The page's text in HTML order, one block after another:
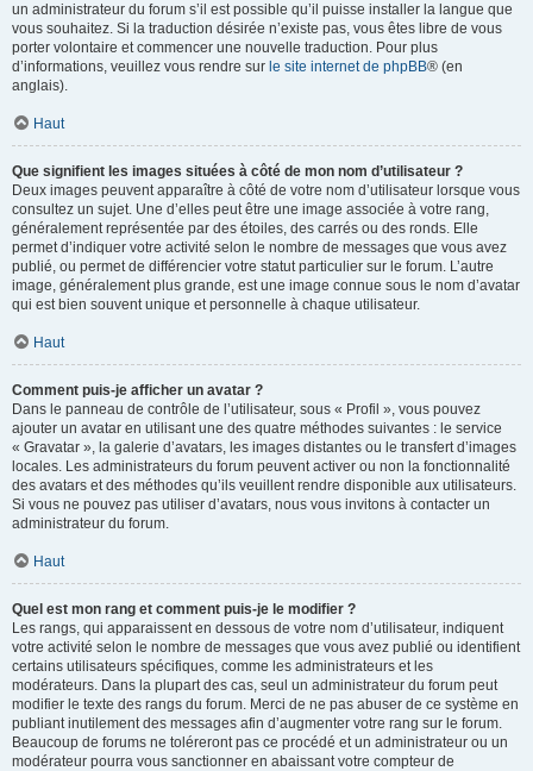
un administrateur du forum s’il est possible qu’il puisse installer la langue que
vous souhaitez. Si la traduction désirée n’existe pas, vous êtes libre de vous
porter volontaire et commencer une nouvelle traduction. Pour plus
d’informations, veuillez vous rendre sur le site internet de phpBB® (en
anglais).
Haut
Que signifient les images situées à côté de mon nom d’utilisateur ?
Deux images peuvent apparaître à côté de votre nom d’utilisateur lorsque vous
consultez un sujet. Une d’elles peut être une image associée à votre rang,
généralement représentée par des étoiles, des carrés ou des ronds. Elle
permet d’indiquer votre activité selon le nombre de messages que vous avez
publié, ou permet de différencier votre statut particulier sur le forum. L’autre
image, généralement plus grande, est une image connue sous le nom d’avatar
qui est bien souvent unique et personnelle à chaque utilisateur.
Haut
Comment puis-je afficher un avatar ?
Dans le panneau de contrôle de l’utilisateur, sous « Profil », vous pouvez
ajouter un avatar en utilisant une des quatre méthodes suivantes : le service
« Gravatar », la galerie d’avatars, les images distantes ou le transfert d’images
locales. Les administrateurs du forum peuvent activer ou non la fonctionnalité
des avatars et des méthodes qu’ils veuillent rendre disponible aux utilisateurs.
Si vous ne pouvez pas utiliser d’avatars, nous vous invitons à contacter un
administrateur du forum.
Haut
Quel est mon rang et comment puis-je le modifier ?
Les rangs, qui apparaissent en dessous de votre nom d’utilisateur, indiquent
votre activité selon le nombre de messages que vous avez publié ou identifient
certains utilisateurs spécifiques, comme les administrateurs et les
modérateurs. Dans la plupart des cas, seul un administrateur du forum peut
modifier le texte des rangs du forum. Merci de ne pas abuser de ce système en
publiant inutilement des messages afin d’augmenter votre rang sur le forum.
Beaucoup de forums ne toléreront pas ce procédé et un administrateur ou un
modérateur pourra vous sanctionner en abaissant votre compteur de